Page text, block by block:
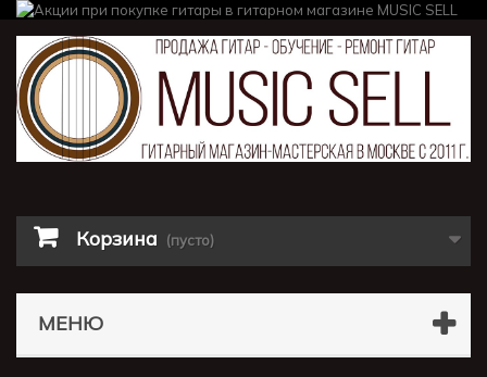
Корзина (пусто)
МЕНЮ